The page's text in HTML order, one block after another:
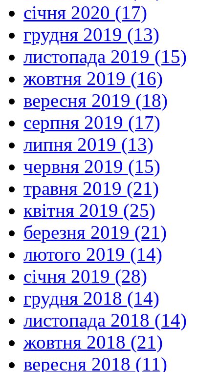
січня 2020 (17)
грудня 2019 (13)
листопада 2019 (15)
жовтня 2019 (16)
вересня 2019 (18)
серпня 2019 (17)
липня 2019 (13)
червня 2019 (15)
травня 2019 (21)
квітня 2019 (25)
березня 2019 (21)
лютого 2019 (14)
січня 2019 (28)
грудня 2018 (14)
листопада 2018 (14)
жовтня 2018 (21)
вересня 2018 (11)